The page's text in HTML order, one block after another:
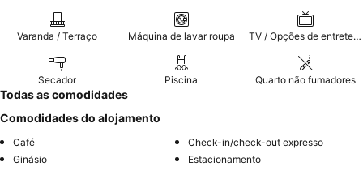
Varanda / Terraço Máquina de lavar roupa TV / Opções de entretenimento
Secador Piscina Quarto não fumadores
Todas as comodidades
Comodidades do alojamento
Café
Check-in/check-out expresso
Ginásio
Estacionamento